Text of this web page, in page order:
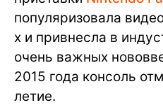
популяризовала
х и привнесла в
очень важных
2015 года консоль
летие.